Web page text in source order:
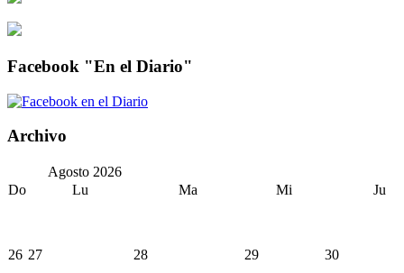
Facebook "En el Diario"
Archivo
Agosto 2026
Do
Lu Ma Mi Ju
26 27 28 29 30